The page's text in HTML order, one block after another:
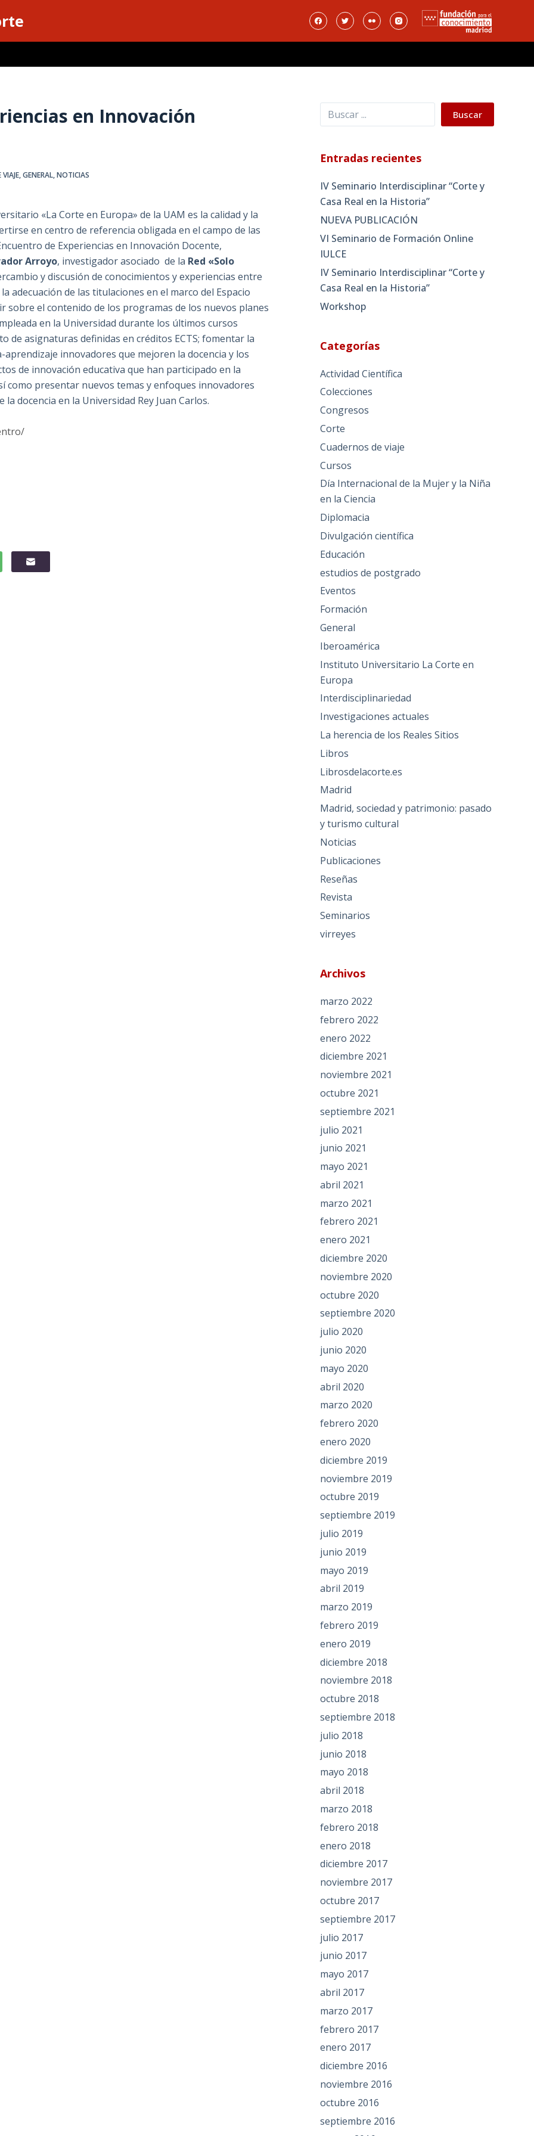
en Innovación
,GENERAL,NOTICIAS
«La Corte en Europa» de la UAM es la calidad y la
en centro de referencia obligada en el campo de las
de Experiencias en Innovación Docente,
Arroyo, investigador asociado de la Red «Solo
y discusión de conocimientos y experiencias entre
adecuación de las titulaciones en el marco del Espacio
sobre el contenido de los programas de los nuevos planes
en la Universidad durante los últimos cursos
de asignaturas definidas en créditos ECTS; fomentar la
innovadores que mejoren la docencia y los
de innovación educativa que han participado en la
como presentar nuevos temas y enfoques innovadores
docencia en la Universidad Rey Juan Carlos.
Buscar Buscar
Entradas recientes
IV Seminario Interdisciplinar “Corte y
Casa Real en la Historia”
NUEVA PUBLICACIÓN
VI Seminario de Formación Online
IULCE
IV Seminario Interdisciplinar “Corte y
Casa Real en la Historia”
Workshop
Categorías
Actividad Científica
Colecciones
Congresos
Corte
Cuadernos de viaje
Cursos
Día Internacional de la Mujer y la Niña
en la Ciencia
Diplomacia
Divulgación científica
Educación
estudios de postgrado
Eventos
Formación
General
Iberoamérica
Instituto Universitario La Corte en
Europa
Interdisciplinariedad
Investigaciones actuales
La herencia de los Reales Sitios
Libros
Librosdelacorte.es
Madrid
Madrid, sociedad y patrimonio: pasado
y turismo cultural
Noticias
Publicaciones
Reseñas
Revista
Seminarios
virreyes
Archivos
marzo 2022
febrero 2022
enero 2022
diciembre 2021
noviembre 2021
octubre 2021
septiembre 2021
julio 2021
junio 2021
mayo 2021
abril 2021
marzo 2021
febrero 2021
enero 2021
diciembre 2020
noviembre 2020
octubre 2020
septiembre 2020
julio 2020
junio 2020
mayo 2020
abril 2020
marzo 2020
febrero 2020
enero 2020
diciembre 2019
noviembre 2019
octubre 2019
septiembre 2019
julio 2019
junio 2019
mayo 2019
abril 2019
marzo 2019
febrero 2019
enero 2019
diciembre 2018
noviembre 2018
octubre 2018
septiembre 2018
julio 2018
junio 2018
mayo 2018
abril 2018
marzo 2018
febrero 2018
enero 2018
diciembre 2017
noviembre 2017
octubre 2017
septiembre 2017
julio 2017
junio 2017
mayo 2017
abril 2017
marzo 2017
febrero 2017
enero 2017
diciembre 2016
noviembre 2016
octubre 2016
septiembre 2016